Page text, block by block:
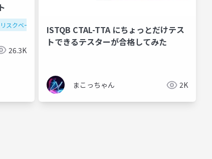
リスクベースドテスト
26.3K
ISTQB CTAL-TTA にちょっとだけテス
トできるテスターが合格してみた
まこっちゃん 2K